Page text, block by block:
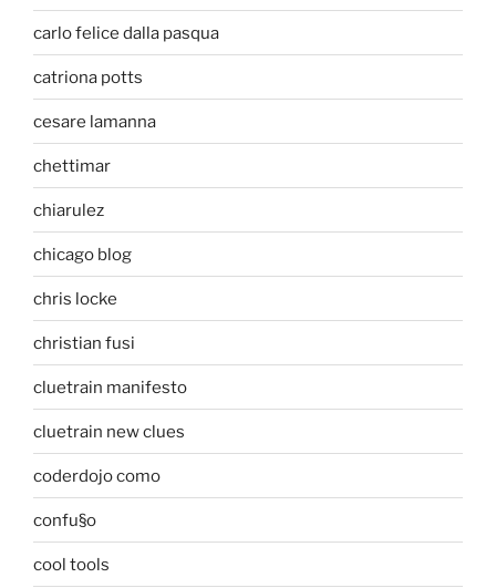
carlo felice dalla pasqua
catriona potts
cesare lamanna
chettimar
chiarulez
chicago blog
chris locke
christian fusi
cluetrain manifesto
cluetrain new clues
coderdojo como
confu§o
cool tools